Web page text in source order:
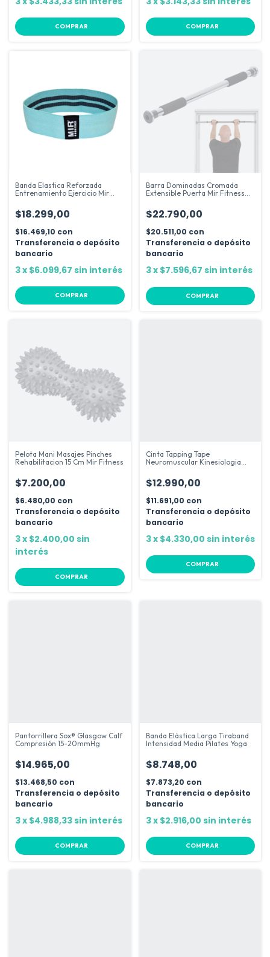
COMPRAR COMPRAR
Banda Elastica Reforzada
Entrenamiento Ejercicio Mir
$18.299,00
$16.469,10 con
Transferencia o depósito
bancario
3x $6.099,67 sin interés
COMPRAR
Barra Dominadas Cromada
Extensible Puerta Mir Fitness
$22.790,00
$20.511,00 con
Transferencia o depósito
bancario
3x $7.596,67 sin interés
Pelota Mani Masajes Pinches
Rehabilitacion 15 Cm Mir Fitness
$7.200,00
$6.480,00 con
Transferencia o depósito
bancario
3x $2.400,00 sin
interés
COMPRAR
Cinta Tapping Tape
Neuromuscular Kinesiologia
$12.990,00
$11.691,00 con
Transferencia o depósito
bancario
3x $4.330,00 sin interés
COMPRAR
Pantorrillera Sox® Glasgow Calf
Compresión 15-20mmHg
$14.965,00
$13.468,50 con
Transferencia o depósito
bancario
3x $4.988,33sin interés
COMPRAR
Banda Elástica Larga Tiraband
Intensidad Media Pilates Yoga
$8.748,00
$7.873,20 con
Transferencia o depósito
bancario
3x $2.916,00 sin interés
COMPRAR